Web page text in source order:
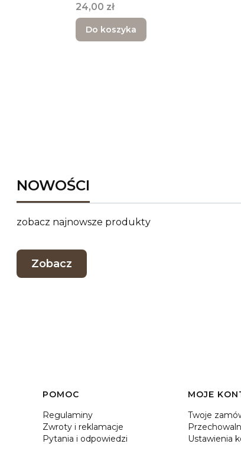
Cena
24,00 zł
Do koszyka
NOWOŚCI
zobacz najnowsze produkty
Zobacz
Linki w stopce
POMOC
Regulaminy
Zwroty i reklamacje
Pytania i odpowiedzi
MOJE
Twoje
Ustawienia